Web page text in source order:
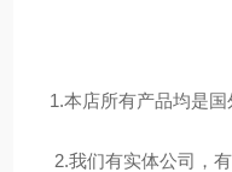
1.本店所有产品均是
2.我们有实体公司，